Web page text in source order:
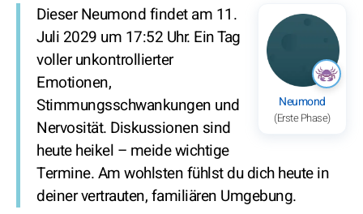
Neumond
(Erste Phase)
Dieser Neumond findet am 11.
Juli 2029 um 17:52 Uhr. Ein Tag
voller unkontrollierter
Emotionen,
Stimmungsschwankungen und
Nervosität. Diskussionen sind
heute heikel – meide wichtige
Termine. Am wohlsten fühlst du dich heute in
deiner vertrauten, familiären Umgebung.